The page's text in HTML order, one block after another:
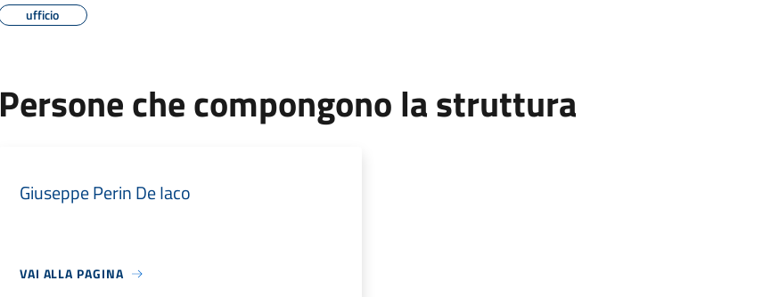
ufficio
Persone che compongono la struttura
Giuseppe Perin De Iaco
VAI ALLA PAGINA